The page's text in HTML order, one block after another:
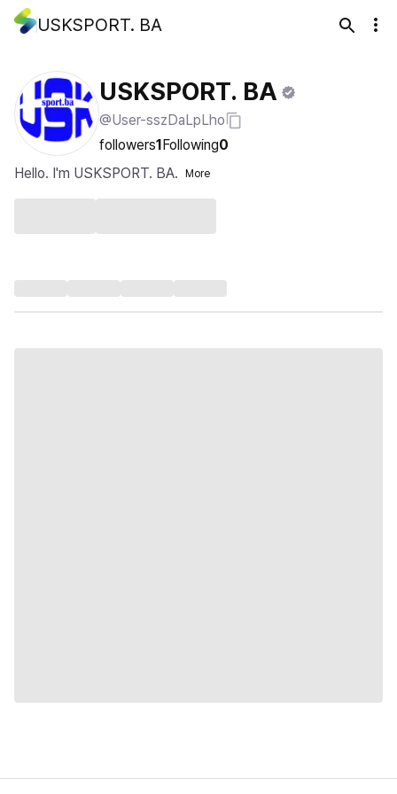
USKSPORT. BA
USKSPORT. BA
@User-sszDaLpLho
followers1Following0
Hello. I'm USKSPORT. BA.
More